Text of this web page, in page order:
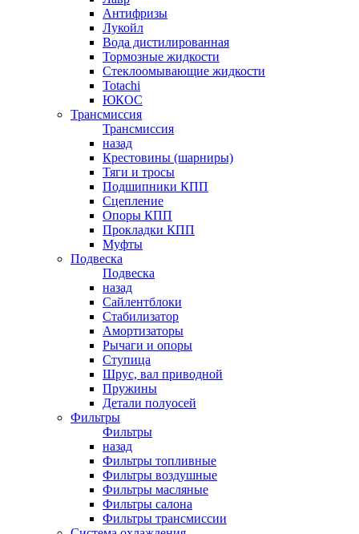
Антифризы
Лукойл
Вода дистилированная
Тормозные жидкости
Стеклоомывающие жидкости
Totachi
ЮКОС
Трансмиссия
Трансмиссия
назад
Крестовины (шарниры)
Тяги и тросы
Подшипники КПП
Сцепление
Опоры КПП
Прокладки КПП
Муфты
Подвеска
Подвеска
назад
Сайлентблоки
Стабилизатор
Амортизаторы
Рычаги и опоры
Ступица
Шрус, вал приводной
Пружины
Детали полуосей
Фильтры
Фильтры
назад
Фильтры топливные
Фильтры воздушные
Фильтры масляные
Фильтры салона
Фильтры трансмиссии